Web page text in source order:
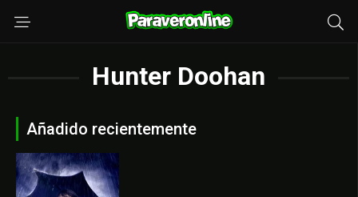
Hunter Doohan
Añadido recientemente